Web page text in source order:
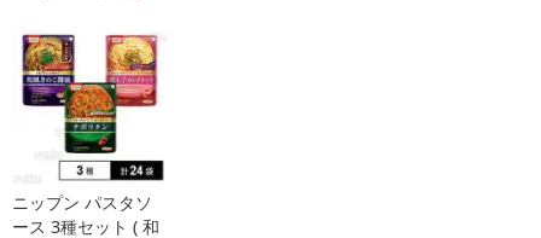
ニップン パスタソ
ース 3種セット ( 和